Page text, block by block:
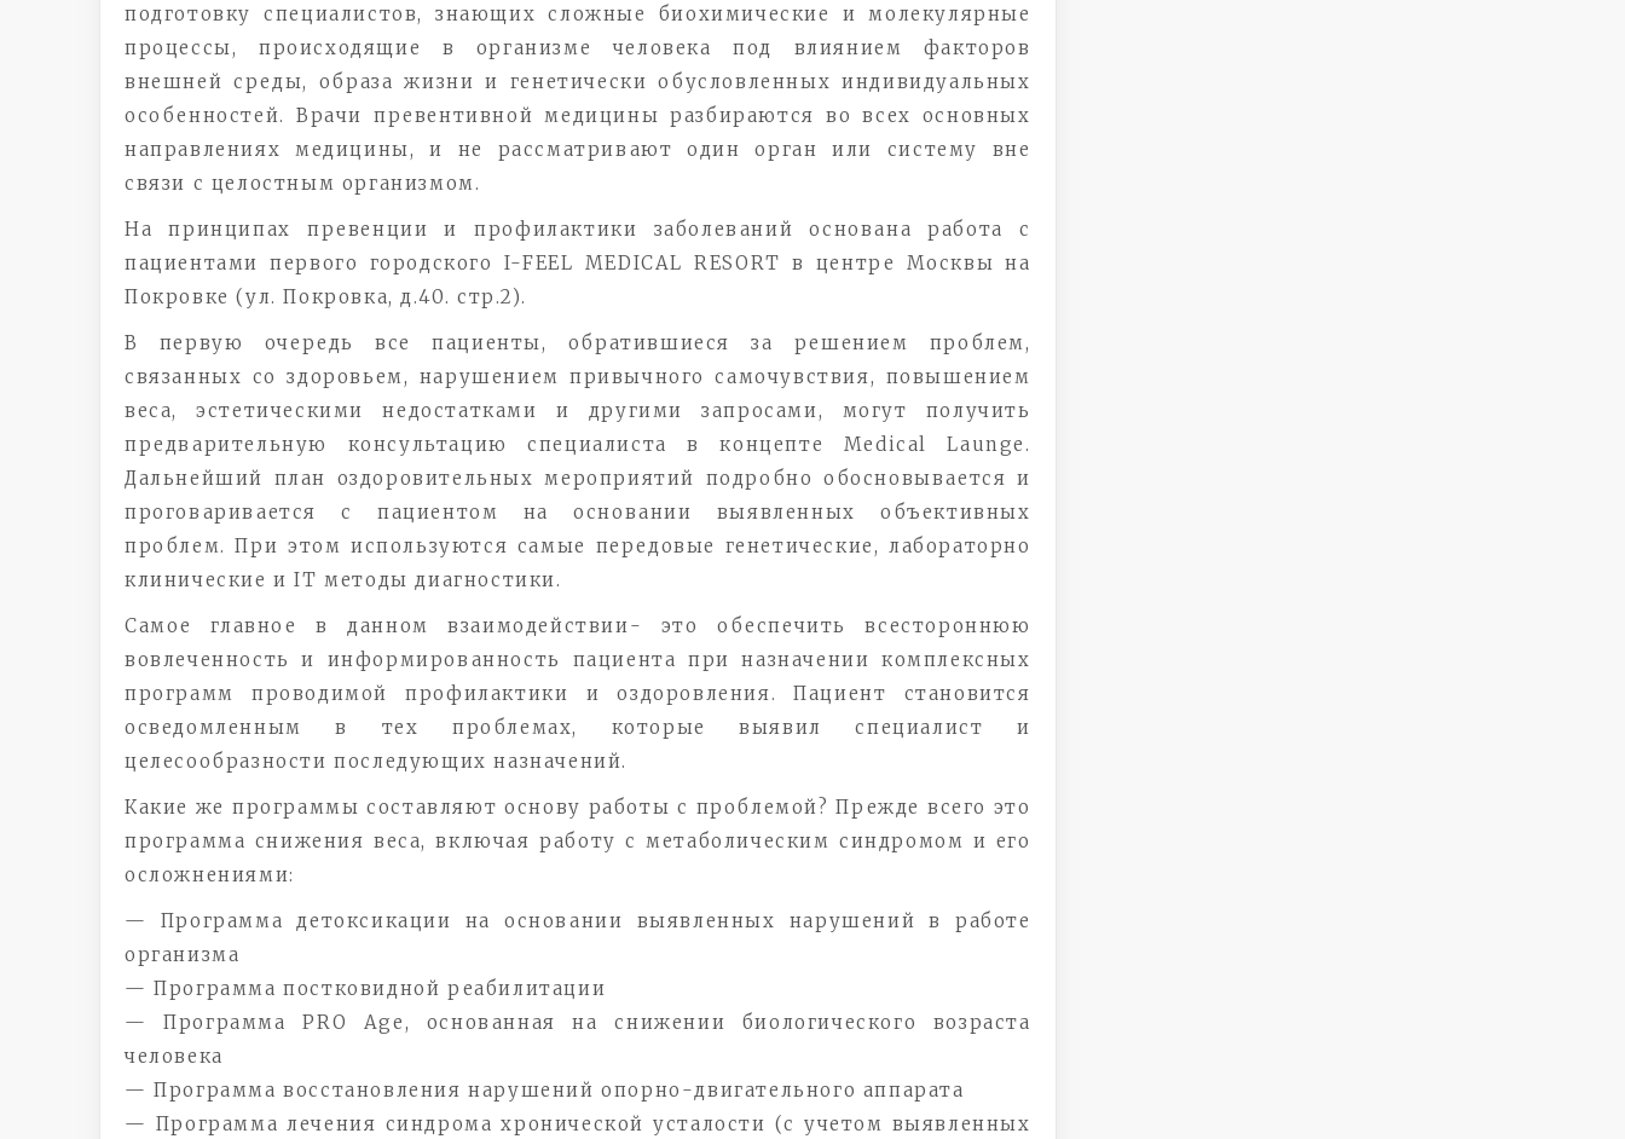
подготовку специалистов, знающих сложные биохимические и молекулярные
процессы, происходящие в организме человека под влиянием факторов
внешней среды, образа жизни и генетически обусловленных индивидуальных
особенностей. Врачи превентивной медицины разбираются во всех основных
направлениях медицины, и не рассматривают один орган или систему вне
связи с целостным организмом.
На принципах превенции и профилактики заболеваний основана работа с
пациентами первого городского I-FEEL MEDICAL RESORT в центре Москвы на
Покровке (ул. Покровка, д.40. стр.2).
В первую очередь все пациенты, обратившиеся за решением проблем,
связанных со здоровьем, нарушением привычного самочувствия, повышением
веса, эстетическими недостатками и другими запросами, могут получить
предварительную консультацию специалиста в концепте Medical Launge.
Дальнейший план оздоровительных мероприятий подробно обосновывается и
проговаривается с пациентом на основании выявленных объективных
проблем. При этом используются самые передовые генетические, лабораторно
клинические и IT методы диагностики.
Самое главное в данном взаимодействии- это обеспечить всестороннюю
вовлеченность и информированность пациента при назначении комплексных
программ проводимой профилактики и оздоровления. Пациент становится
осведомленным в тех проблемах, которые выявил специалист и
целесообразности последующих назначений.
Какие же программы составляют основу работы с проблемой? Прежде всего это
программа снижения веса, включая работу с метаболическим синдромом и его
осложнениями:
— Программа детоксикации на основании выявленных нарушений в работе
организма
— Программа постковидной реабилитации
— Программа PRO Age, основанная на снижении биологического возраста
человека
— Программа восстановления нарушений опорно-двигательного аппарата
— Программа лечения синдрома хронической усталости (с учетом выявленных